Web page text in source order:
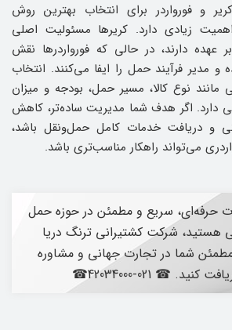
و فورواردر برای انتخاب بهترین روش
زیادی دارد. کریرها مسئولیت اصلی
عهده دارند، در حالی که فورواردرها نقش
و مدیر فرآیند حمل را ایفا می‌کنند. انتخاب
مانند نوع کالا، مسیر حمل، بودجه و میزان
دارد. اگر هدف شما مدیریت ساده‌تر، کاهش
و دریافت خدمات کامل حمل‌ونقل باشد،
می‌تواند راهکار مناسب‌تری باشد.
حرفه‌ای، سریع و مطمئن در حوزه حمل
هستید، شرکت کشتیرانی ترنگ دریا
شما در تجارت جهانی و مشاوره
کنید. ☎ 021-42034000☎